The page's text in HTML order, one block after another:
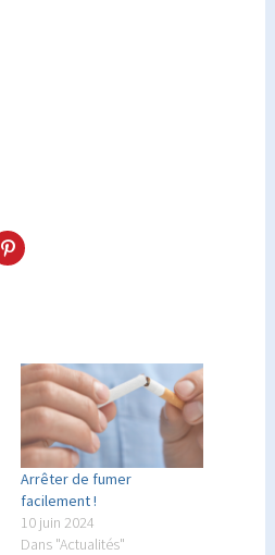
Arrêter de fumer
facilement !
10 juin 2024
Dans "Actualités"